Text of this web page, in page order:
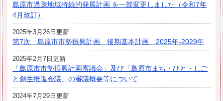
島原市過疎地域持続的発展計画 を一部変更しました（令和7年
4月改訂）
2025年3月26日更新
第7次 島原市市勢振興計画 後期基本計画 2025年-2029年
2025年2月7日更新
「島原市市勢振興計画審議会」及び「島原市まち・ひと・しご
と創生推進会議」の審議概要等について
2024年7月29日更新